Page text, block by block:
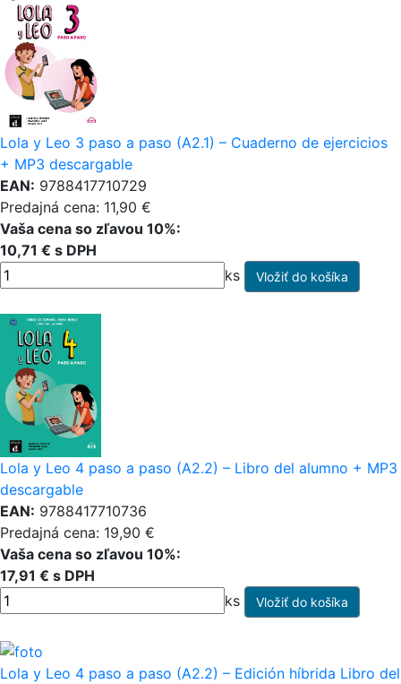
Lola y Leo 3 paso a paso (A2.1) – Cuaderno de ejercicios
+ MP3 descargable
EAN: 9788417710729
Predajná cena: 11,90 €
Vaša cena so zľavou 10%:
10,71 € s DPH
ks
Lola y Leo 4 paso a paso (A2.2) – Libro del alumno + MP3
descargable
EAN: 9788417710736
Predajná cena: 19,90 €
Vaša cena so zľavou 10%:
17,91 € s DPH
ks
Lola y Leo 4 paso a paso (A2.2) – Edición híbrida Libro del